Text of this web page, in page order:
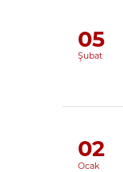
05
Şubat
02
Ocak